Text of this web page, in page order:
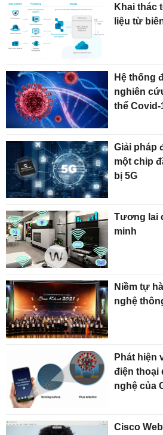
Khai thác
liệu từ
Hệ thống
nghiên
thể
Giải pháp
một chip
bị 5G
Tương lai
minh
Niềm tự
nghệ
Phát hiện
điện thoại
nghệ của
Cisco